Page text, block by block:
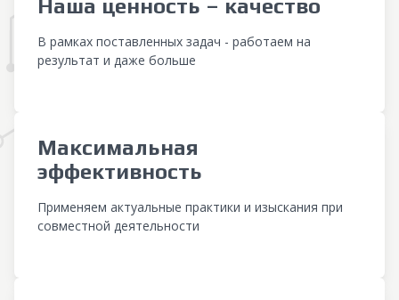
Наша ценность – качество
В рамках поставленных задач - работаем на
результат и даже больше
Максимальная
эффективность
Применяем актуальные практики и изыскания при
совместной деятельности